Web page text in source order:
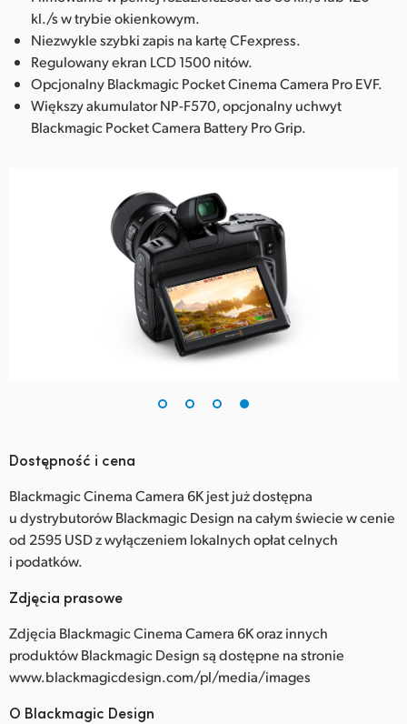
kl./s w trybie okienkowym.
Niezwykle szybki zapis na kartę CFexpress.
Regulowany ekran LCD 1500 nitów.
Opcjonalny Blackmagic Pocket Cinema Camera Pro EVF.
Większy akumulator NP-F570, opcjonalny uchwyt
Blackmagic Pocket Camera Battery Pro Grip.
Dostępność i cena
Blackmagic Cinema Camera 6K jest już dostępna
u dystrybutorów Blackmagic Design na całym świecie w cenie
od 2595 USD z wyłączeniem lokalnych opłat celnych
i podatków.
Zdjęcia prasowe
Zdjęcia Blackmagic Cinema Camera 6K oraz innych
produktów Blackmagic Design są dostępne na stronie
www.blackmagicdesign.com/pl/media/images
O Blackmagic Design